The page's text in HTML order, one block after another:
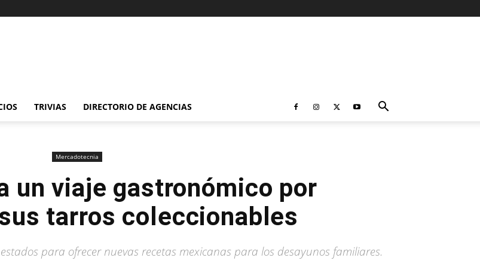
TRIVIAS DIRECTORIO DE AGENCIAS
Mercadotecnia
un viaje gastronómico por
tarros coleccionables
para ofrecer nuevas recetas mexicanas para los desayunos familiares.